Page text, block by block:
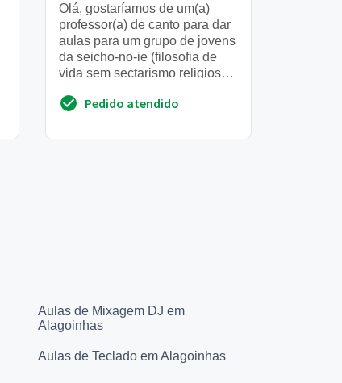
Olá, gostaríamos de um(a)
professor(a) de canto para dar
aulas para um grupo de jovens
da seicho-no-ie (filosofia de
vida sem sectarismo religioso,
tenha int...
Pedido atendido
Aulas de Mixagem DJ em
Alagoinhas
Aulas de Teclado em Alagoinhas